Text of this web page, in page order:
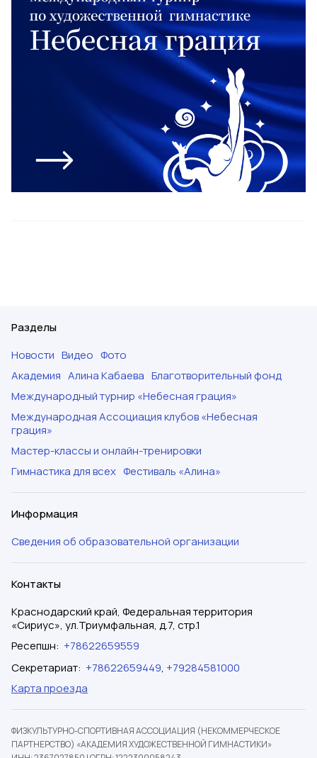
Разделы
Новости Видео Фото
Академия Алина Кабаева Благотворительный фонд
Международный турнир «Небесная грация»
Международная Ассоциация клубов «Небесная
грация»
Мастер-классы и онлайн-тренировки
Гимнастика для всех Фестиваль «Алина»
Информация
Сведения об образовательной организации
Контакты
Краснодарский край, Федеральная территория
«Сириус», ул.Триумфальная, д.7, стр.1
Ресепшн: +78622659559
Секретариат: +78622659449, +79284581000
Карта проезда
ФИЗКУЛЬТУРНО-СПОРТИВНАЯ АССОЦИАЦИЯ (НЕКОММЕРЧЕСКОЕ
ПАРТНЕРСТВО) «АКАДЕМИЯ ХУДОЖЕСТВЕННОЙ ГИМНАСТИКИ»